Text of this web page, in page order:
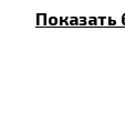
Показать